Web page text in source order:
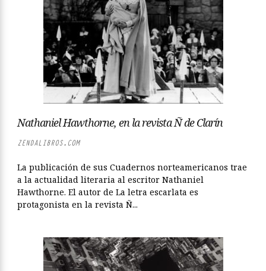
Nathaniel Hawthorne, en la revista Ñ de Clarín
ZENDALIBROS.COM
La publicación de sus Cuadernos norteamericanos trae
a la actualidad literaria al escritor Nathaniel
Hawthorne. El autor de La letra escarlata es
protagonista en la revista Ñ...